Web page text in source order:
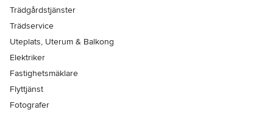
Trädgårdstjänster
Trädservice
Uteplats, Uterum & Balkong
Elektriker
Fastighetsmäklare
Flyttjänst
Fotografer